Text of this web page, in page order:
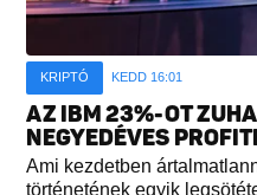
KRIPTÓ KEDD 16:01
AZ IBM 23%-OT
NEGYEDÉVES
Ami kezdetben
történetének egyik